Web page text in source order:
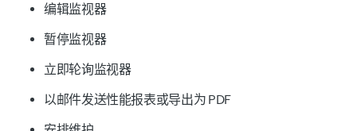
编辑监视器
暂停监视器
立即轮询监视器
以邮件发送性能报表或导出为 PDF